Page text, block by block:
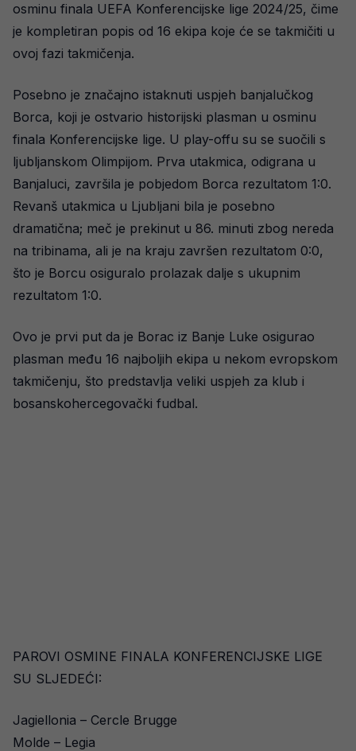
osminu finala UEFA Konferencijske lige 2024/25, čime
je kompletiran popis od 16 ekipa koje će se takmičiti u
ovoj fazi takmičenja.
Posebno je značajno istaknuti uspjeh banjalučkog
Borca, koji je ostvario historijski plasman u osminu
finala Konferencijske lige. U play-offu su se suočili s
ljubljanskom Olimpijom. Prva utakmica, odigrana u
Banjaluci, završila je pobjedom Borca rezultatom 1:0.
Revanš utakmica u Ljubljani bila je posebno
dramatična; meč je prekinut u 86. minuti zbog nereda
na tribinama, ali je na kraju završen rezultatom 0:0,
što je Borcu osiguralo prolazak dalje s ukupnim
rezultatom 1:0.
Ovo je prvi put da je Borac iz Banje Luke osigurao
plasman među 16 najboljih ekipa u nekom evropskom
takmičenju, što predstavlja veliki uspjeh za klub i
bosanskohercegovački fudbal.
PAROVI OSMINE FINALA KONFERENCIJSKE LIGE
SU SLJEDEĆI:
Jagiellonia – Cercle Brugge
Molde – Legia